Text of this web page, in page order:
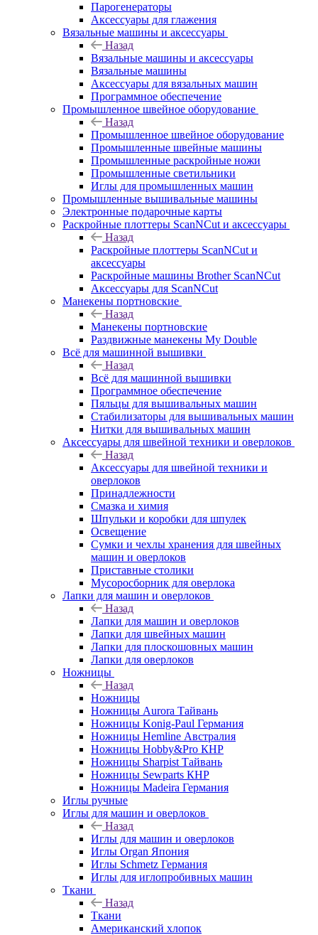
Парогенераторы
Аксессуары для глажения
Вязальные машины и аксессуары
Назад
Вязальные машины и аксессуары
Вязальные машины
Аксессуары для вязальных машин
Программное обеспечение
Промышленное швейное оборудование
Назад
Промышленное швейное оборудование
Промышленные швейные машины
Промышленные раскройные ножи
Промышленные светильники
Иглы для промышленных машин
Промышленные вышивальные машины
Электронные подарочные карты
Раскройные плоттеры ScanNCut и аксессуары
Назад
Раскройные плоттеры ScanNCut и
аксессуары
Раскройные машины Brother ScanNCut
Аксессуары для ScanNCut
Манекены портновские
Назад
Манекены портновские
Раздвижные манекены My Double
Всё для машинной вышивки
Назад
Всё для машинной вышивки
Программное обеспечение
Пяльцы для вышивальных машин
Стабилизаторы для вышивальных машин
Нитки для вышивальных машин
Аксессуары для швейной техники и оверлоков
Назад
Аксессуары для швейной техники и
оверлоков
Принадлежности
Смазка и химия
Шпульки и коробки для шпулек
Освещение
Сумки и чехлы хранения для швейных
машин и оверлоков
Приставные столики
Мусоросборник для оверлока
Лапки для машин и оверлоков
Назад
Лапки для машин и оверлоков
Лапки для швейных машин
Лапки для плоскошовных машин
Лапки для оверлоков
Ножницы
Назад
Ножницы
Ножницы Aurora Тайвань
Ножницы Konig-Paul Германия
Ножницы Hemline Австралия
Ножницы Hobby&Pro КНР
Ножницы Sharpist Тайвань
Ножницы Sewparts КНР
Ножницы Madeira Германия
Иглы ручные
Иглы для машин и оверлоков
Назад
Иглы для машин и оверлоков
Иглы Organ Япония
Иглы Schmetz Германия
Иглы для иглопробивных машин
Ткани
Назад
Ткани
Американский хлопок